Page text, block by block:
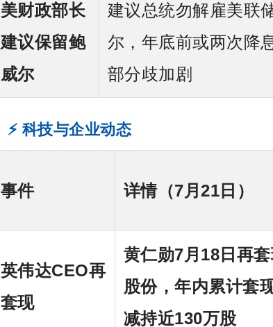
美财政部长
建议保留鲍
威尔
建议总统勿解雇美联
尔，年底前或两次降
部分歧加剧
⚡ 科技与企业动态
事件 详情（7月21日）
英伟达CEO再
套现
黄仁勋7月18日再
股份，年内累计套
减持近130万股